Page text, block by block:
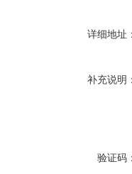
详细地址
补充说明
验证码